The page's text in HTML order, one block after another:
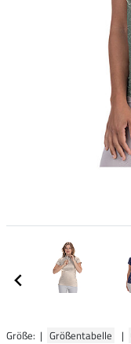
Größe: | Größentabelle |